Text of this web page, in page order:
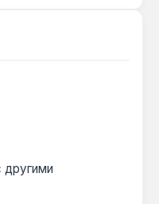
ключа того
с 12-гранным